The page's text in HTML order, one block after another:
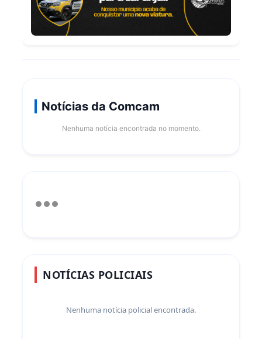
Notícias da Comcam
Nenhuma notícia encontrada no momento.
NOTÍCIAS POLICIAIS
Nenhuma notícia policial encontrada.